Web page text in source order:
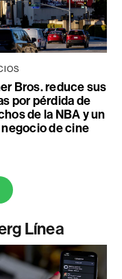
Bros. reduce sus
por pérdida de
de la NBA y un
de cine
Línea